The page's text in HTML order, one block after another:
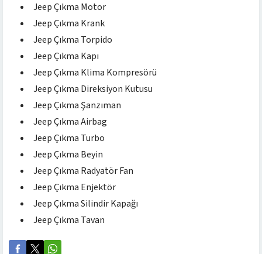
Jeep Çıkma Motor
Jeep Çıkma Krank
Jeep Çıkma Torpido
Jeep Çıkma Kapı
Jeep Çıkma Klima Kompresörü
Jeep Çıkma Direksiyon Kutusu
Jeep Çıkma Şanzıman
Jeep Çıkma Airbag
Jeep Çıkma Turbo
Jeep Çıkma Beyin
Jeep Çıkma Radyatör Fan
Jeep Çıkma Enjektör
Jeep Çıkma Silindir Kapağı
Jeep Çıkma Tavan